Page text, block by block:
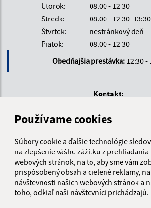
Používame cookies
Súbory cookie a ďalšie technológie
na zlepšenie vášho zážitku z prehliadania
webových stránok, na to, aby sme vám
prispôsobený obsah a cielené reklamy,
návštevnosti našich webových stránok a
toho, odkiaľ naši návštevníci prichádzajú.
Utorok:
08.00 - 12:30
Streda:
08.00 - 12:30
Štvrtok:
nestránkový deň
Piatok:
08.00 - 12:30
Obedňajšia prestávka: 12:30 -
Kontakt:
Malá Čalomija 46
info@malacalomija.sk
+421 474 894 102
IČO: 00647403